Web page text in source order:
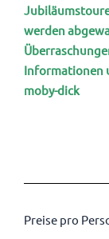
werden
Informationen
moby-dick
Preise pro